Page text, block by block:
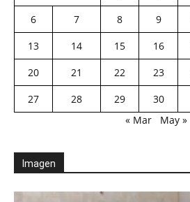
6
7 8 9
13
14 15 16
20
21 22 23
27
28 29
30
« Mar
May »
Imagen